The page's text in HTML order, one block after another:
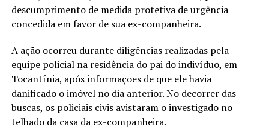
descumprimento de medida protetiva de urgência
concedida em favor de sua ex-companheira.
A ação ocorreu durante diligências realizadas pela
equipe policial na residência do pai do indivíduo, em
Tocantínia, após informações de que ele havia
danificado o imóvel no dia anterior. No decorrer das
buscas, os policiais civis avistaram o investigado no
telhado da casa da ex-companheira.